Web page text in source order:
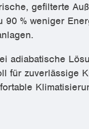
gefilterte
90 % weniger
adiabatische
für zuverlässige